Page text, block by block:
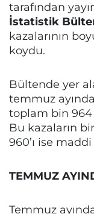
tarafından
İstatistik
kazalarının
koydu.
Bültende yer
temmuz
toplam bin 964
Bu kazaların
960’ı ise
TEMMUZ
Temmuz